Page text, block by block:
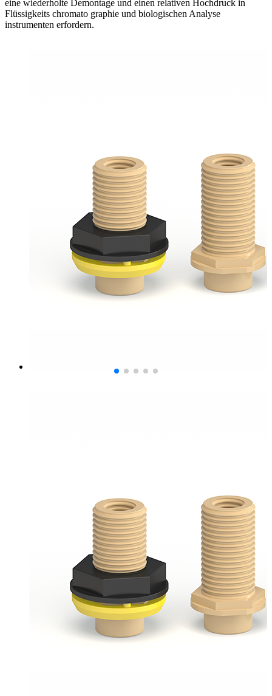
eine wiederholte Demontage und einen relativen Hochdruck in
Flüssigkeits chromato graphie und biologischen Analyse
instrumenten erfordern.